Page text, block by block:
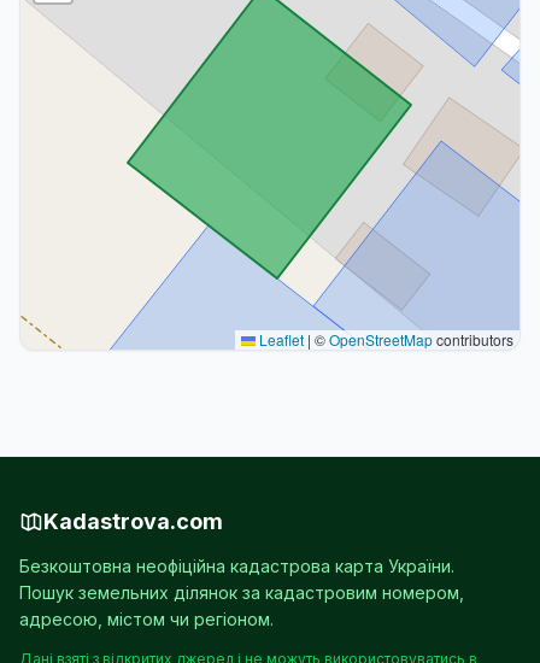
Leaflet | ©OpenStreetMapcontributors
Kadastrova.com
Безкоштовна неофіційна кадастрова карта України.
Пошук земельних ділянок за кадастровим номером,
адресою, містом чи регіоном.
Дані взяті з відкритих джерел і не можуть використовуватись в